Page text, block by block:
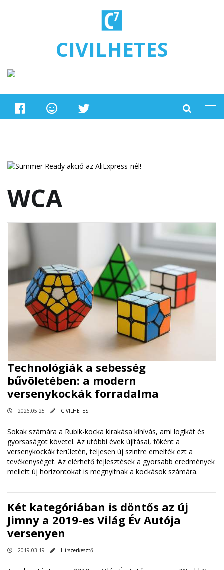
CIVILHETES
WCA
Technológiák a sebesség
bűvöletében: a modern
versenykockák forradalma
2026.05.25 CIVILHETES
Sokak számára a Rubik-kocka kirakása kihívás, ami logikát és
gyorsaságot követel. Az utóbbi évek újításai, főként a
versenykockák területén, teljesen új szintre emelték ezt a
tevékenységet. Az elérhető fejlesztések a gyorsabb eredmények
mellett új horizontokat is megnyitnak a kockások számára.
Két kategóriában is döntős az új
Jimny a 2019-es Világ Év Autója
versenyen
2019.03.19 Hírszerkesztő